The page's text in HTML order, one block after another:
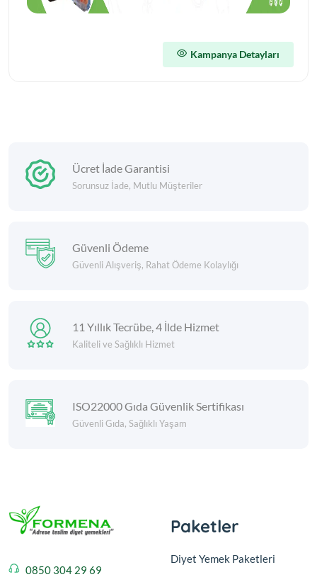
Kampanya Detayları
Ücret İade Garantisi
Sorunsuz İade, Mutlu Müşteriler
Güvenli Ödeme
Güvenli Alışveriş, Rahat Ödeme Kolaylığı
11 Yıllık Tecrübe, 4 İlde Hizmet
Kaliteli ve Sağlıklı Hizmet
ISO22000 Gıda Güvenlik Sertifikası
Güvenli Gıda, Sağlıklı Yaşam
0850 304 29 69
Paketler
Diyet Yemek Paketleri